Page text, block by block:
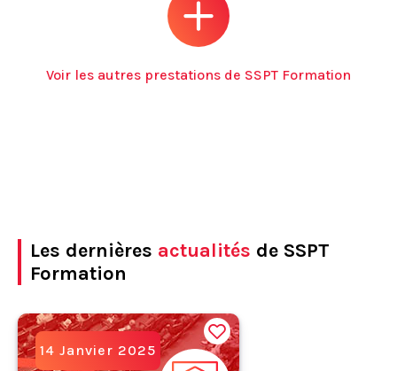
Voir les autres prestations de SSPT Formation
Les dernières actualités de SSPT
Formation
14 Janvier 2025